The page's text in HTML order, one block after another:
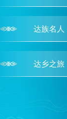
达族名人
达乡之旅